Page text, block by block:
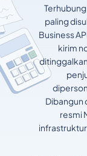
paling
Business
kirim
Dibangun
resmi